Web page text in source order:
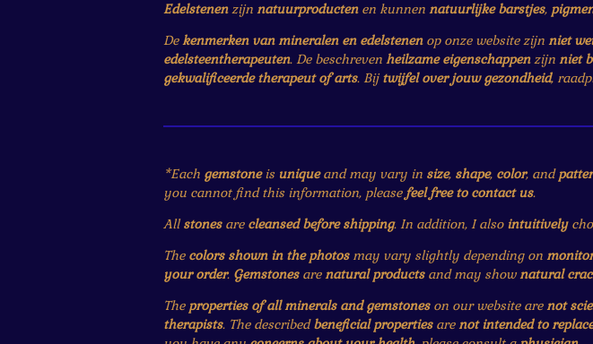
Edelstenenzijn natuurproductenen kunnen natuurlijke barstjes,
Dekenmerken van mineralen en edelstenenop onze website zijn niet
edelsteentherapeuten. De beschreven heilzame eigenschappenzijn niet
gekwalificeerde therapeut of arts. Bijtwijfel over jouw gezondheid,
*Each gemstoneis uniqueand may vary in size, shape, color, and
you cannot find this information, please feel free to contact us.
Allstonesare cleansed before shipping. In addition, I also intuitively
The colors shown in the photosmay vary slightly depending on
your order. Gemstonesarenatural productsand may shownatural
The properties of all minerals and gemstoneson our website arenot
therapists. The describedbeneficial propertiesarenot intended to replace